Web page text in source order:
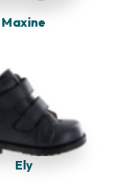
Maxine
Ely